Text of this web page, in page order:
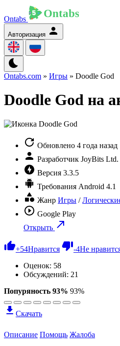
Ontabs
Авторизация
Ontabs.com » Игры » Doodle God
Doodle God на
Обновлено 4 года назад
Разработчик JoyBits Ltd.
Версия 3.3.5
Требования Android 4.1
Жанр Игры /
Google Play
Открыть
+54Нравится -4Не
Оценок: 58
Обсуждений: 21
Попуряность 93% 93%
Скачать
Описание Помощь Жалоба